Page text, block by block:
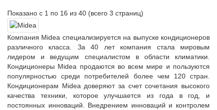
Показано с 1 по 16 из 40 (всего 3 страниц)
Компания Midea специализируется на выпуске кондиционеров
различного класса. За 40 лет компания стала мировым
лидером и ведущим специалистом в области климатики.
Кондиционеры Midea продаются во всем мире и пользуются
популярностью среди потребителей более чем 120 стран.
Кондиционерам Midea доверяют за счет сочетания высокого
качества техники, которое улучшается из года в год, и
постоянных инноваций. Внедрением инноваций и контролем